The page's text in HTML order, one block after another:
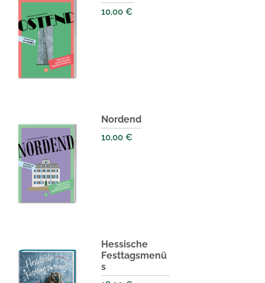
10,00 €
Nordend
10,00 €
Hessische
Festtagsmenü
s